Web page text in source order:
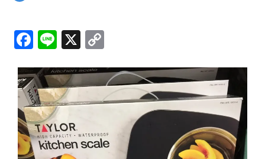
Fa
bo
ok
Li
X
y
Li